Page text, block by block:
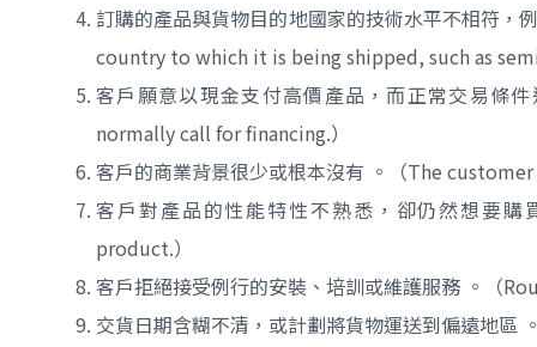
訂購的產品與貨物目的地國家的技術水平不相符
country to which it is being shipped, such as
客戶願意以現金支付高價產品，而正常交易條
normally call for financing.）
客戶的商業背景很少或根本沒有 。（The
客戶對產品的性能特性不熟悉，卻仍然想要
product.）
客戶拒絕接受例行的安裝、培訓或維護服務 。（
交貨日期含糊不清，或計劃將貨物運送到偏遠地